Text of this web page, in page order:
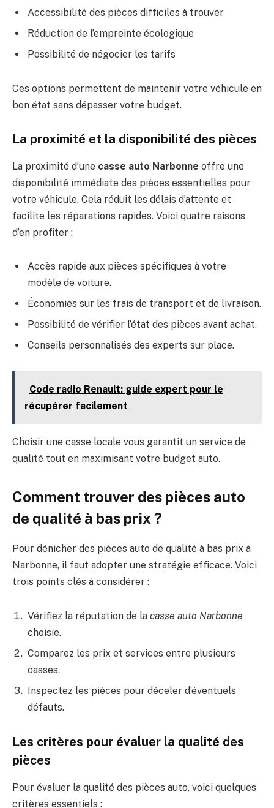
Accessibilité des pièces difficiles à trouver
Réduction de l’empreinte écologique
Possibilité de négocier les tarifs
Ces options permettent de maintenir votre véhicule en
bon état sans dépasser votre budget.
La proximité et la disponibilité des pièces
La proximité d’une casse auto Narbonne offre une
disponibilité immédiate des pièces essentielles pour
votre véhicule. Cela réduit les délais d’attente et
facilite les réparations rapides. Voici quatre raisons
d’en profiter :
Accès rapide aux pièces spécifiques à votre
modèle de voiture.
Économies sur les frais de transport et de livraison.
Possibilité de vérifier l’état des pièces avant achat.
Conseils personnalisés des experts sur place.
Code radio Renault: guide expert pour le
récupérer facilement
Choisir une casse locale vous garantit un service de
qualité tout en maximisant votre budget auto.
Comment trouver des pièces auto
de qualité à bas prix ?
Pour dénicher des pièces auto de qualité à bas prix à
Narbonne, il faut adopter une stratégie efficace. Voici
trois points clés à considérer :
Vérifiez la réputation de la casse auto Narbonne
choisie.
Comparez les prix et services entre plusieurs
casses.
Inspectez les pièces pour déceler d’éventuels
défauts.
Les critères pour évaluer la qualité des
pièces
Pour évaluer la qualité des pièces auto, voici quelques
critères essentiels :